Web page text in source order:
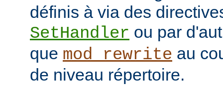
définis à via des
SetHandler ou par
que mod_rewrite au
de niveau répertoire.